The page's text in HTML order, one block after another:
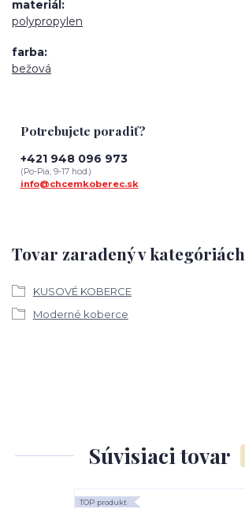
materiál
polypropylen
farba
bežová
Tovar zaradený v kategóriách
KUSOVÉ KOBERCE
Moderné koberce
Potrebujete poradiť?
+421 948 096 973
(Po-Pia, 9-17 hod.)
info@chcemkoberec.sk
Súvisiaci tovar
TOP produkt